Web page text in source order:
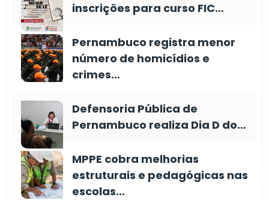
inscrições para curso FIC…
Pernambuco registra menor
número de homicídios e
crimes…
Defensoria Pública de
Pernambuco realiza Dia D do…
MPPE cobra melhorias
estruturais e pedagógicas nas
escolas…